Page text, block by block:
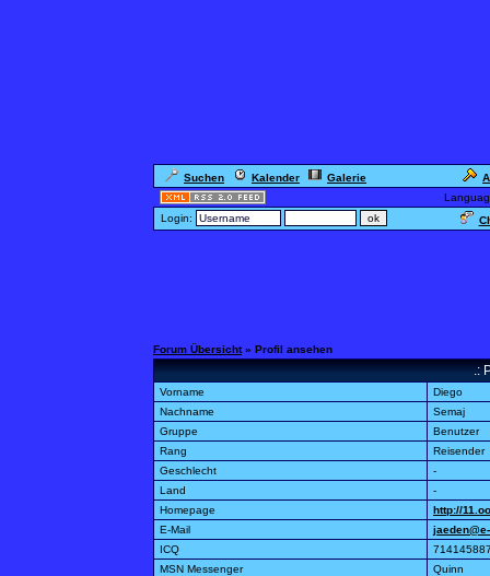
Suchen Kalender Galerie
Login:
Forum Übersicht» Profil ansehen
.:
Vorname
Diego
Nachname
Semaj
Gruppe
Benutzer
Rang
Reisender
Geschlecht
-
Land
-
Homepage
http://
E-Mail
ICQ
MSN Messenger
Quinn